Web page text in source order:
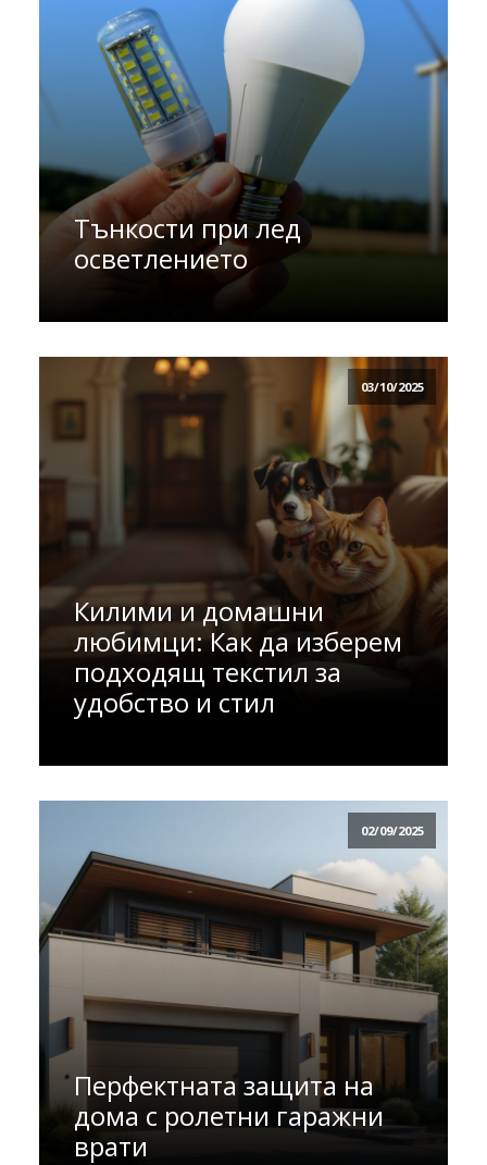
Тънкости при лед
осветлението
03/10/2025
Килими и домашни
любимци: Как да изберем
подходящ текстил за
удобство и стил
02/09/2025
Перфектната защита на
дома с ролетни гаражни
врати